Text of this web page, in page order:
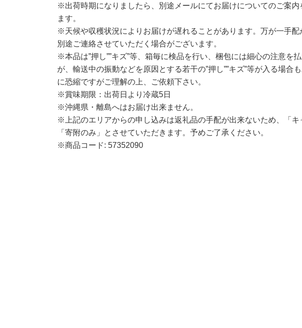
※出荷時期になりましたら、別途メールにてお届けについてのご案内
ます。
※天候や収穫状況によりお届けが遅れることがあります。万が一手配
別途ご連絡させていただく場合がございます。
※本品は”押し””キズ”等、箱毎に検品を行い、梱包には細心の注意を
が、輸送中の振動などを原因とする若干の”押し””キズ”等が入る場合
に恐縮ですがご理解の上、ご依頼下さい。
※賞味期限：出荷日より冷蔵5日
※沖縄県・離島へはお届け出来ません。
※上記のエリアからの申し込みは返礼品の手配が出来ないため、「キ
「寄附のみ」とさせていただきます。予めご了承ください。
※商品コード: 57352090